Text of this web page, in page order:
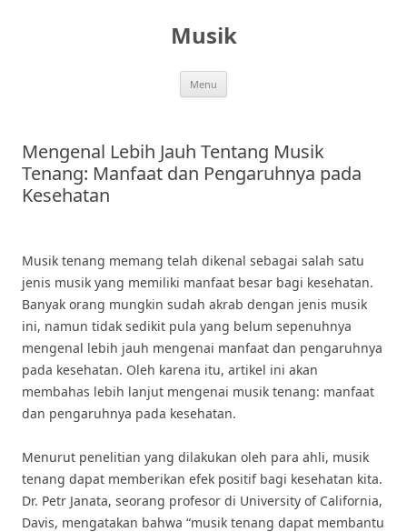
Musik
Menu
Mengenal Lebih Jauh Tentang Musik
Tenang: Manfaat dan Pengaruhnya pada
Kesehatan
Musik tenang memang telah dikenal sebagai salah satu
jenis musik yang memiliki manfaat besar bagi kesehatan.
Banyak orang mungkin sudah akrab dengan jenis musik
ini, namun tidak sedikit pula yang belum sepenuhnya
mengenal lebih jauh mengenai manfaat dan pengaruhnya
pada kesehatan. Oleh karena itu, artikel ini akan
membahas lebih lanjut mengenai musik tenang: manfaat
dan pengaruhnya pada kesehatan.
Menurut penelitian yang dilakukan oleh para ahli, musik
tenang dapat memberikan efek positif bagi kesehatan kita.
Dr. Petr Janata, seorang profesor di University of California,
Davis, mengatakan bahwa “musik tenang dapat membantu